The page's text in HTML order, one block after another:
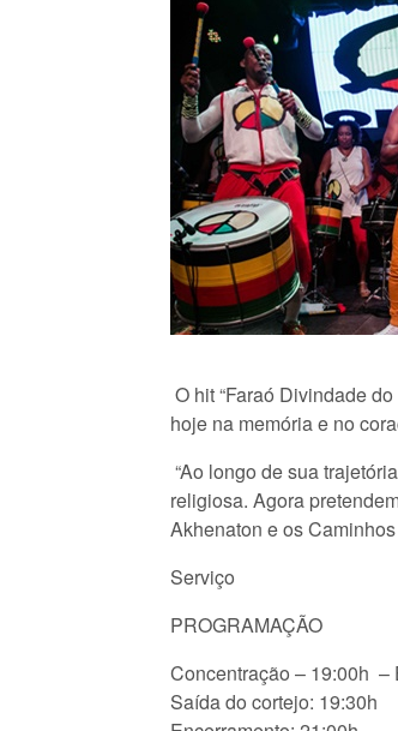
O hit “Faraó Divindade
hoje na memória e no
“Ao longo de sua
religiosa. Agora
Akhenaton e os
Serviço
PROGRAMAÇÃO
Concentração – 19:00h –
Saída do cortejo: 19:30h